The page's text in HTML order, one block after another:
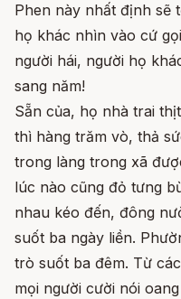
Phen này nhất định sẽ
họ khác nhìn vào cứ
người hái, người họ
sang năm!
Sẵn của, họ nhà trai
thì hàng trăm vò, thả
trong làng trong xã
lúc nào cũng đỏ tưng
nhau kéo đến, đông
suốt ba ngày liền.
trò suốt ba đêm. Từ
mọi người cười nói